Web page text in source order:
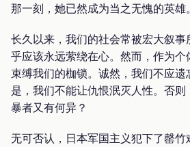
那一刻，她已然成为当之无愧的英雄。
长久以来，我们的社会常被宏大叙
乎应该永远萦绕在心。然而，作为
束缚我们的枷锁。诚然，我们不应
是，我们不能让仇恨泯灭人性。否
暴者又有何异？
无可否认，日本军国主义犯下了罄